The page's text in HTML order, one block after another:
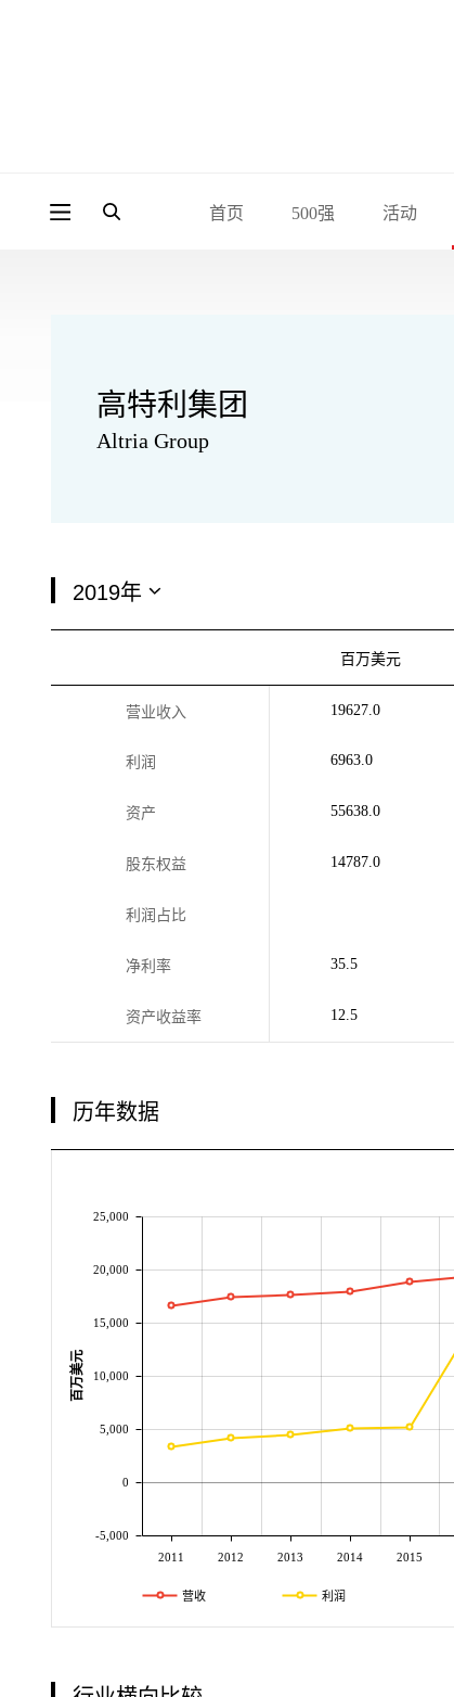
首页 500强 活动
高特利集团
Altria Group
百万美元
营业收入 19627.0
利润 6963.0
资产 55638.0
股东权益 14787.0
利润占比
净利率 35.5
资产收益率 12.5
历年数据
2011 2012 2013 2014 2015
-5,000
0
5,000
10,000
15,000
20,000
25,000
百万美元
营收 利润